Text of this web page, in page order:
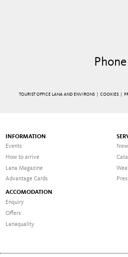
TOURIST OFFICE LANA AND ENVIRONS | COOKIES|
INFORMATION
Events
How to arrive
Lana Magazine
Advantage Cards
ACCOMODATION
Enquiry
Offers
Lanaquality